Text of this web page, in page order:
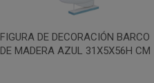
FIGURA DE DECORACIÓN BARCO
DE MADERA AZUL 31X5X56H CM